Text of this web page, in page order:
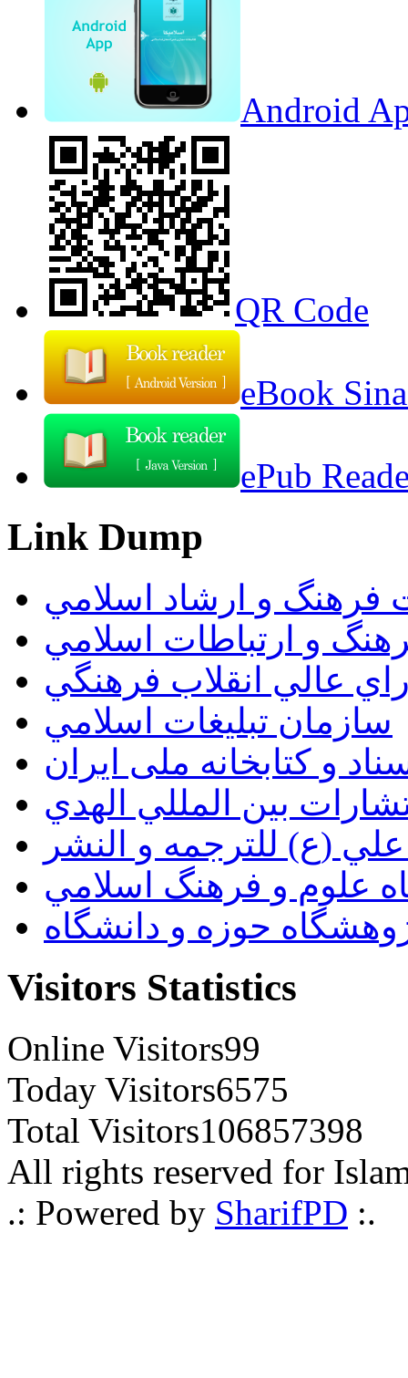
Android
QR Code
eBook
ePub
Link Dump
فرهنگ و ارشاد اسلامي
و ارتباطات اسلامي
عالي انقلاب فرهنگي
سازمان تبليغات اسلامي
و کتابخانه ملی ایران
بين المللي الهدي
(ع) للترجمه و النشر
علوم و فرهنگ اسلامي
حوزه و دانشگاه
Visitors Statistics
Online Visitors99
Today Visitors6575
Total Visitors106857398
All rights reserved for
.: Powered by SharifPD :.